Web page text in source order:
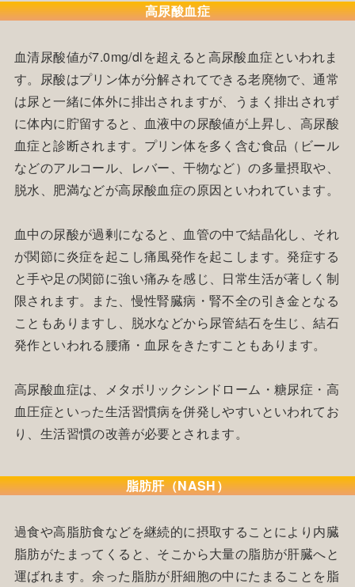
高尿酸血症
血清尿酸値が7.0mg/dlを超えると高尿酸血症といわれま
す。尿酸はプリン体が分解されてできる老廃物で、通常
は尿と一緒に体外に排出されますが、うまく排出されず
に体内に貯留すると、血液中の尿酸値が上昇し、高尿酸
血症と診断されます。プリン体を多く含む食品（ビール
などのアルコール、レバー、干物など）の多量摂取や、
脱水、肥満などが高尿酸血症の原因といわれています。
血中の尿酸が過剰になると、血管の中で結晶化し、それ
が関節に炎症を起こし痛風発作を起こします。発症する
と手や足の関節に強い痛みを感じ、日常生活が著しく制
限されます。また、慢性腎臓病・腎不全の引き金となる
こともありますし、脱水などから尿管結石を生じ、結石
発作といわれる腰痛・血尿をきたすこともあります。
高尿酸血症は、メタボリックシンドローム・糖尿症・高
血圧症といった生活習慣病を併発しやすいといわれてお
り、生活習慣の改善が必要とされます。
脂肪肝（NASH）
過食や高脂肪食などを継続的に摂取することにより内臓
脂肪がたまってくると、そこから大量の脂肪が肝臓へと
運ばれます。余った脂肪が肝細胞の中にたまることを脂